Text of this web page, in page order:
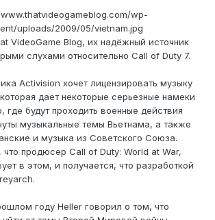
wp-
uploads/2009/05/vietnam.jpg
VideoGame Blog, их надёжный источник
слухами относительно Call of Duty 7.
Activision хочет лицензировать музыку
дает некоторые серьезные намеки
где будут проходить военные действия
музыкальные темы Вьетнама, а также
и музыка из Советского Союза.
что продюсер Call of Duty: World at War,
в этом, и получается, что разработкой
году Heller говорил о том, что